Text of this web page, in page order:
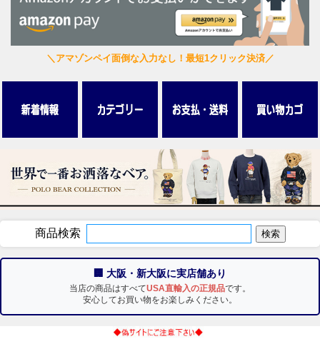
＼アマゾンペイ面倒な入力なし！最短1クリック決済／
商品検索
🏢 大阪・新大阪に実店舗あり
当店の商品はすべてUSA直輸入の正規品です。
安心してお買い物をお楽しみください。